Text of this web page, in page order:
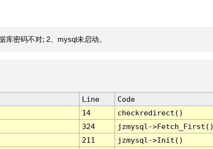
库密码不对; 2、mysql未启动。
Line
Code
14
checkredirect()
324
jzmysql-
211
jzmysql->Init()